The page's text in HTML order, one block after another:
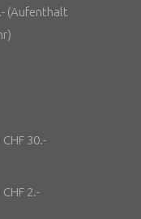
(Aufenthalt
CHF 30.-
CHF 2.-